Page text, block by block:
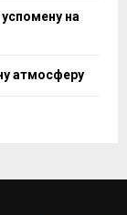
на
атмосферу